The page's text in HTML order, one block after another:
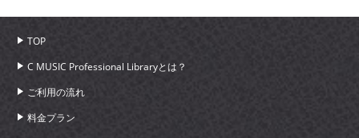
TOP
C MUSIC Professional Libraryとは？
ご利用の流れ
料金プラン